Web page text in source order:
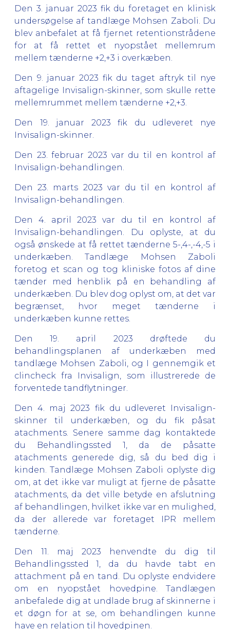
Den 3. januar 2023 fik du foretaget en klinisk
undersøgelse af tandlæge Mohsen Zaboli. Du
blev anbefalet at få fjernet retentionstrådene
for at få rettet et nyopstået mellemrum
mellem tænderne +2,+3 i overkæben.
Den 9. januar 2023 fik du taget aftryk til nye
aftagelige Invisalign-skinner, som skulle rette
mellemrummet mellem tænderne +2,+3.
Den 19. januar 2023 fik du udleveret nye
Invisalign-skinner.
Den 23. februar 2023 var du til en kontrol af
Invisalign-behandlingen.
Den 23. marts 2023 var du til en kontrol af
Invisalign-behandlingen.
Den 4. april 2023 var du til en kontrol af
Invisalign-behandlingen. Du oplyste, at du
også ønskede at få rettet tænderne 5-,4-,-4,-5 i
underkæben. Tandlæge Mohsen Zaboli
foretog et scan og tog kliniske fotos af dine
tænder med henblik på en behandling af
underkæben. Du blev dog oplyst om, at det var
begrænset, hvor meget tænderne i
underkæben kunne rettes.
Den 19. april 2023 drøftede du
behandlingsplanen af underkæben med
tandlæge Mohsen Zaboli, og I gennemgik et
clincheck fra Invisalign, som illustrerede de
forventede tandflytninger.
Den 4. maj 2023 fik du udleveret Invisalign-
skinner til underkæben, og du fik påsat
atachments. Senere samme dag kontaktede
du Behandlingssted 1, da de påsatte
atachments generede dig, så du bed dig i
kinden. Tandlæge Mohsen Zaboli oplyste dig
om, at det ikke var muligt at fjerne de påsatte
atachments, da det ville betyde en afslutning
af behandlingen, hvilket ikke var en mulighed,
da der allerede var foretaget IPR mellem
tænderne.
Den 11. maj 2023 henvendte du dig til
Behandlingssted 1, da du havde tabt en
attachment på en tand. Du oplyste endvidere
om en nyopstået hovedpine. Tandlægen
anbefalede dig at undlade brug af skinnerne i
et døgn for at se, om behandlingen kunne
have en relation til hovedpinen.